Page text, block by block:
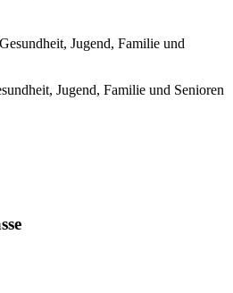
Jugend, Familie und Senioren